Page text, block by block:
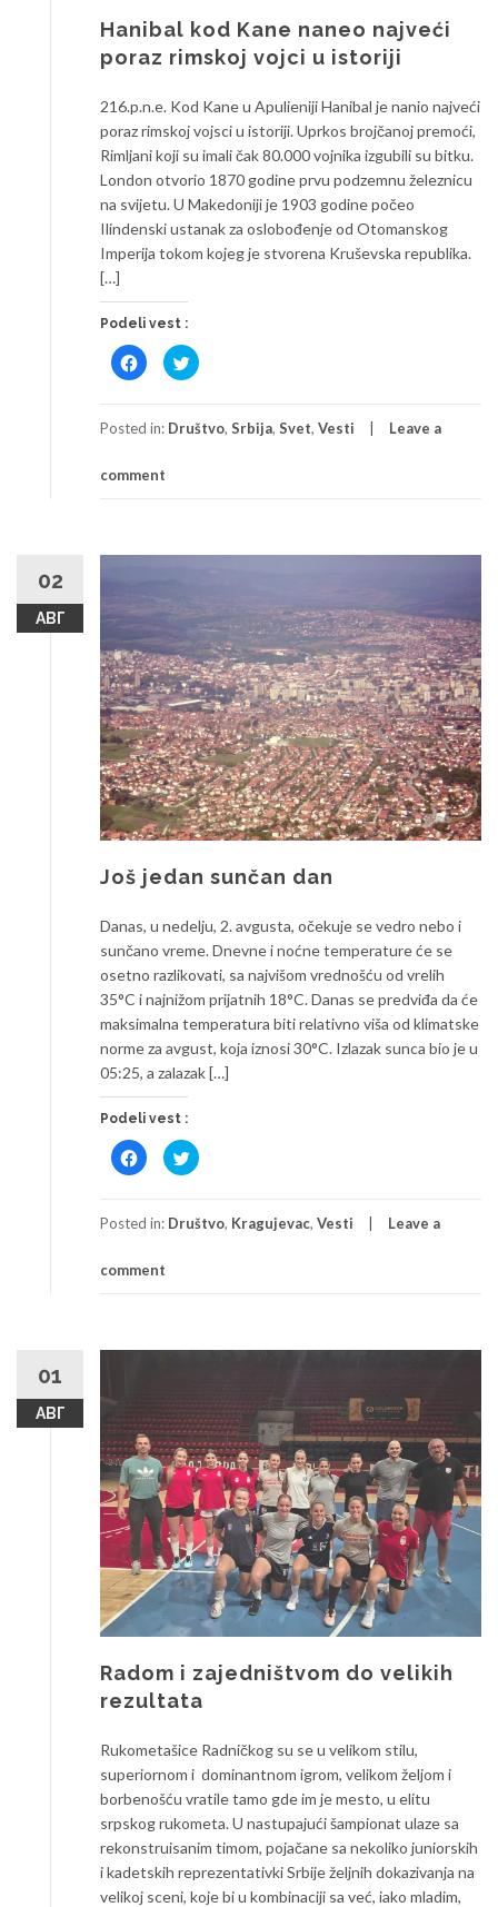
Hanibal kod Kane naneo najveći
poraz rimskoj vojci u istoriji
216.p.n.e. Kod Kane u Apulieniji Hanibal je nanio najveći
poraz rimskoj vojsci u istoriji. Uprkos brojčanoj premoći,
Rimljani koji su imali čak 80.000 vojnika izgubili su bitku.
London otvorio 1870 godine prvu podzemnu železnicu
na svijetu. U Makedoniji je 1903 godine počeo
Ilindenski ustanak za oslobođenje od Otomanskog
Imperija tokom kojeg je stvorena Kruševska republika.
[…]
Podeli vest :
Click
to
share
(Opens
in
Click
to
(Opens
in
Posted in: Društvo, Srbija, Svet, Vesti Leave a
comment
02
АВГ
Još jedan sunčan dan
Danas, u nedelju, 2. avgusta, očekuje se vedro nebo i
sunčano vreme. Dnevne i noćne temperature će se
osetno razlikovati, sa najvišom vrednošću od vrelih
35°C i najnižom prijatnih 18°C. Danas se predviđa da će
maksimalna temperatura biti relativno viša od klimatske
norme za avgust, koja iznosi 30°C. Izlazak sunca bio je u
05:25, a zalazak […]
Podeli vest :
Click
to
share
(Opens
in
Click
to
(Opens
in
Posted in: Društvo, Kragujevac, Vesti Leave a
comment
01
АВГ
Radom i zajedništvom do velikih
rezultata
Rukometašice Radničkog su se u velikom stilu,
superiornom i dominantnom igrom, velikom željom i
borbenošću vratile tamo gde im je mesto, u elitu
srpskog rukometa. U nastupajući šampionat ulaze sa
rekonstruisanim timom, pojačane sa nekoliko juniorskih
i kadetskih reprezentativki Srbije željnih dokazivanja na
velikoj sceni, koje bi u kombinaciji sa već, iako mladim,